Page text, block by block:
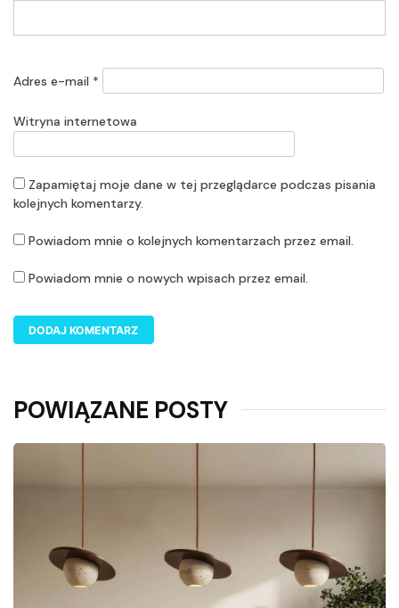
Adres e-mail *
Witryna internetowa
Zapamiętaj moje dane w tej przeglądarce podczas pisania
kolejnych komentarzy.
Powiadom mnie o kolejnych komentarzach przez email.
Powiadom mnie o nowych wpisach przez email.
POWIĄZANE POSTY